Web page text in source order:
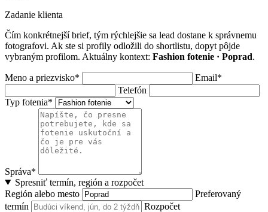
Zadanie klienta
Čím konkrétnejší brief, tým rýchlejšie sa lead dostane k správnemu
fotografovi. Ak ste si profily odložili do shortlistu, dopyt pôjde
vybraným profilom. Aktuálny kontext: Fashion fotenie · Poprad.
Meno a priezvisko*
Email*
Telefón
Typ fotenia*
Správa*
Spresniť termín, región a rozpočet
Región alebo mesto
Preferovaný
termín
Rozpočet